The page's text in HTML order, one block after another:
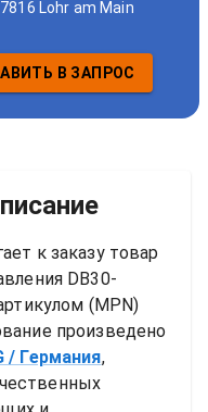
Lohr am Main
В ЗАПРОС
к заказу товар
DB30-
произведено
/ Германия,